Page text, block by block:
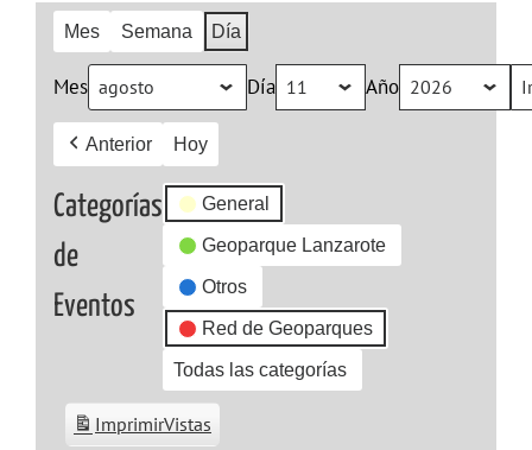
Mes Semana Día
Mes Día Año
Anterior Hoy
Categorías
de
Eventos
General
Geoparque Lanzarote
Otros
Red de Geoparques
Todas las categorías
ImprimirVistas